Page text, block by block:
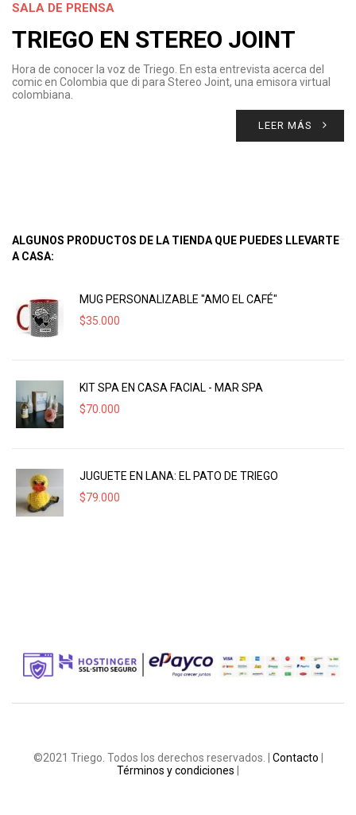
SALA DE PRENSA
TRIEGO EN STEREO JOINT
Hora de conocer la voz de Triego. En esta entrevista acerca del
comic en Colombia que di para Stereo Joint, una emisora virtual
colombiana.
LEER MÁS
ALGUNOS PRODUCTOS DE LA TIENDA QUE PUEDES LLEVARTE
A CASA:
MUG PERSONALIZABLE "AMO EL CAFÉ"
$35.000
KIT SPA EN CASA FACIAL - MAR SPA
$70.000
JUGUETE EN LANA: EL PATO DE TRIEGO
$79.000
©2021 Triego. Todos los derechos reservados. | Contacto
Términos y condiciones